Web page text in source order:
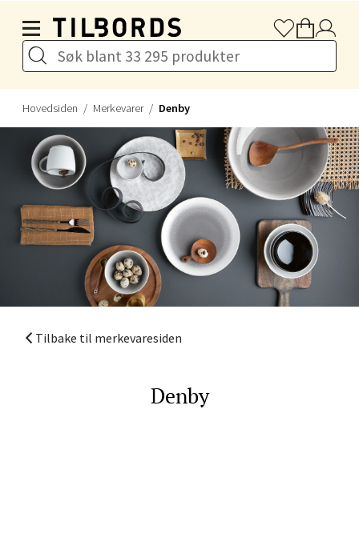
Hovedsiden Merkevarer Denby
Tilbake til merkevaresiden
Denby